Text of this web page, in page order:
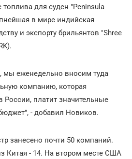
для суден "Peninsula
в мире индийская
и экспорту брильянтов "Shree
мы еженедельно вносим туда
компанию, которая
России, платит значительные
- добавил Новиков.
занесено почти 50 компаний.
Китая - 14. На втором месте США